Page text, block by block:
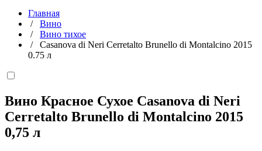
Главная
/ Вино
/ Вино тихое
/ Casanova di Neri Cerretalto Brunello di Montalcino 2015
0.75 л
Вино Красное Сухое Casanova di Neri
Cerretalto Brunello di Montalcino 2015
0,75 л